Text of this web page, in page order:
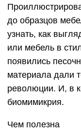
до образцов
узнать, как
или мебель в
появились
материала дали
революции. И, в
биомимикрия.
Чем полезна